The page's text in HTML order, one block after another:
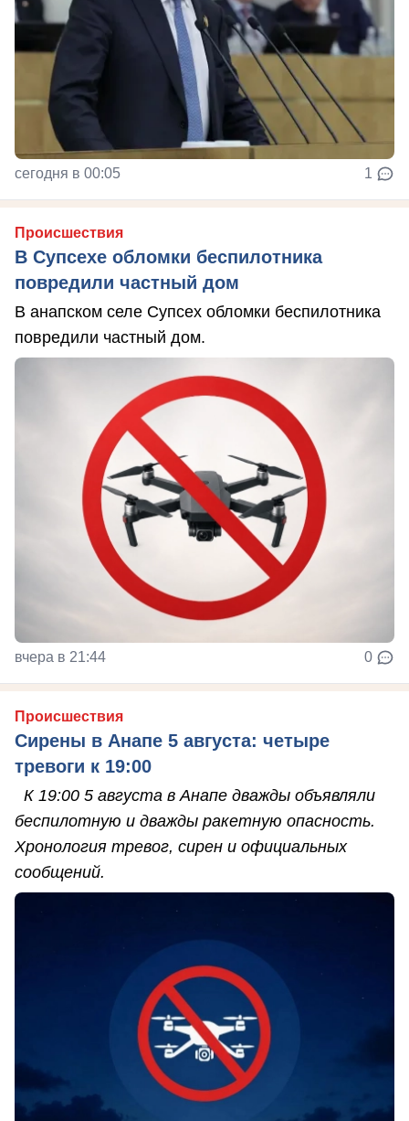
сегодня в 00:05 1
Происшествия
В Супсехе обломки беспилотника
повредили частный дом
В анапском селе Супсех обломки беспилотника
повредили частный дом.
вчера в 21:44 0
Происшествия
Сирены в Анапе 5 августа: четыре
тревоги к 19:00
К 19:00 5 августа в Анапе дважды объявляли
беспилотную и дважды ракетную опасность.
Хронология тревог, сирен и официальных
сообщений.